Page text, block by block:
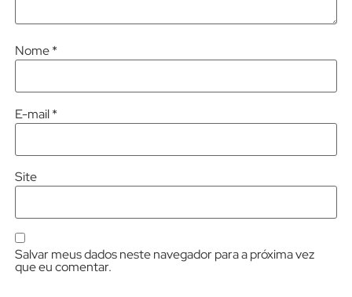
Nome*
E-mail*
Site
Salvar meus dados neste navegador para a próxima vez
que eu comentar.